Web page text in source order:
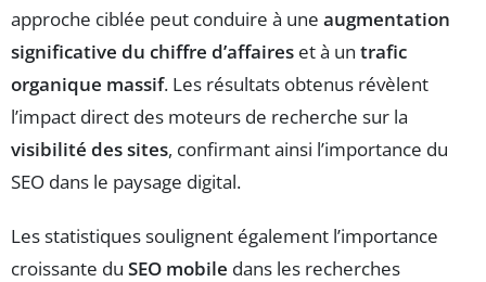
approche ciblée peut conduire à une augmentation
significative du chiffre d’affaires et à un trafic
organique massif. Les résultats obtenus révèlent
l’impact direct des moteurs de recherche sur la
visibilité des sites, confirmant ainsi l’importance du
SEO dans le paysage digital.
Les statistiques soulignent également l’importance
croissante du SEO mobile dans les recherches